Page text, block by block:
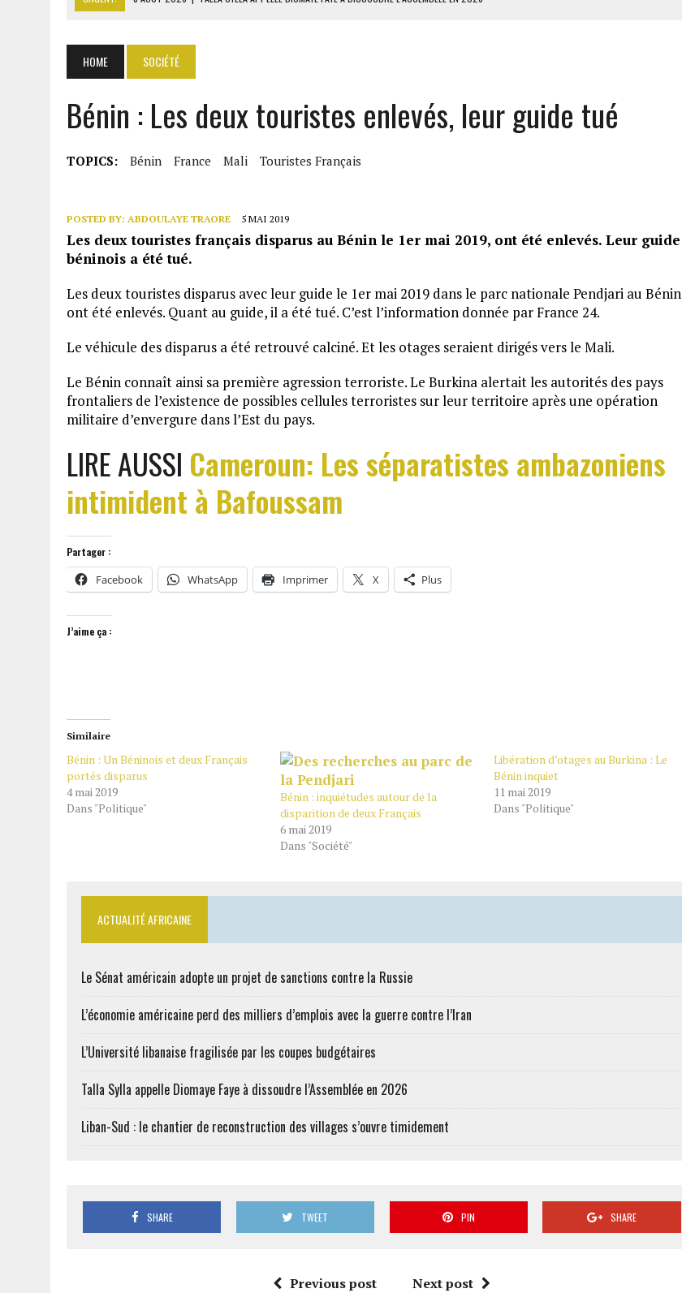
LE SÉNAT AMÉRICAIN ADOPTE UN PROJET DE SANCTIONS CONTRE LA RUSSIE
8 AOÛT 2026 | L’ÉCONOMIE AMÉRICAINE PERD DES MILLIERS D’EMPLOIS AVEC LA GUERRE CONTRE L’IRAN
8 AOÛT 2026
L’UNIVERSITÉ LIBANAISE FRAGILISÉE PAR LES COUPES BUDGÉTAIRES
HOME SOCIÉTÉ
Bénin : Les deux touristes enlevés, leur guide tué
TOPICS: Bénin France Mali Touristes Français
POSTED BY: ABDOULAYE TRAORE 5 MAI 2019
Les deux touristes français disparus au Bénin le 1er mai 2019, ont été enlevés. Leur guide
béninois a été tué.
Les deux touristes disparus avec leur guide le 1er mai 2019 dans le parc nationale Pendjari au Bénin
ont été enlevés. Quant au guide, il a été tué. C’est l’information donnée par France 24.
Le véhicule des disparus a été retrouvé calciné. Et les otages seraient dirigés vers le Mali.
Le Bénin connaît ainsi sa première agression terroriste. Le Burkina alertait les autorités des pays
frontaliers de l’existence de possibles cellules terroristes sur leur territoire après une opération
militaire d’envergure dans l’Est du pays.
LIRE AUSSI Cameroun: Les séparatistes ambazoniens
intimident à Bafoussam
Partager :
Facebook WhatsApp Imprimer X Plus
J’aime ça :
Similaire
Bénin : Un Béninois et deux Français
portés disparus
4 mai 2019
Dans "Politique"
Bénin : inquiétudes autour de la
disparition de deux Français
6 mai 2019
Dans "Société"
Libération d’otages au Burkina : Le
Bénin inquiet
11 mai 2019
Dans "Politique"
ACTUALITÉ AFRICAINE
Le Sénat américain adopte un projet de sanctions contre la Russie
L’économie américaine perd des milliers d’emplois avec la guerre contre l’Iran
L’Université libanaise fragilisée par les coupes budgétaires
Talla Sylla appelle Diomaye Faye à dissoudre l’Assemblée en 2026
Liban-Sud : le chantier de reconstruction des villages s’ouvre timidement
SHARE TWEET PIN SHARE
Previous post Next post